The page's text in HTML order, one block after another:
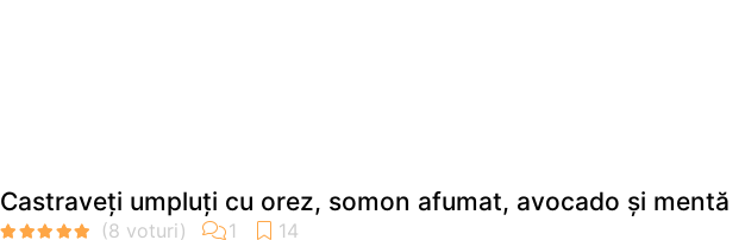
Castraveți umpluți cu orez, somon afumat, avocado și mentă